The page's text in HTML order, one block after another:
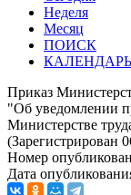
Неделя
Месяц
ПОИСК
Приказ
"Об уведомлении
Министерстве
(Зарегистрирован
Номер
Дата